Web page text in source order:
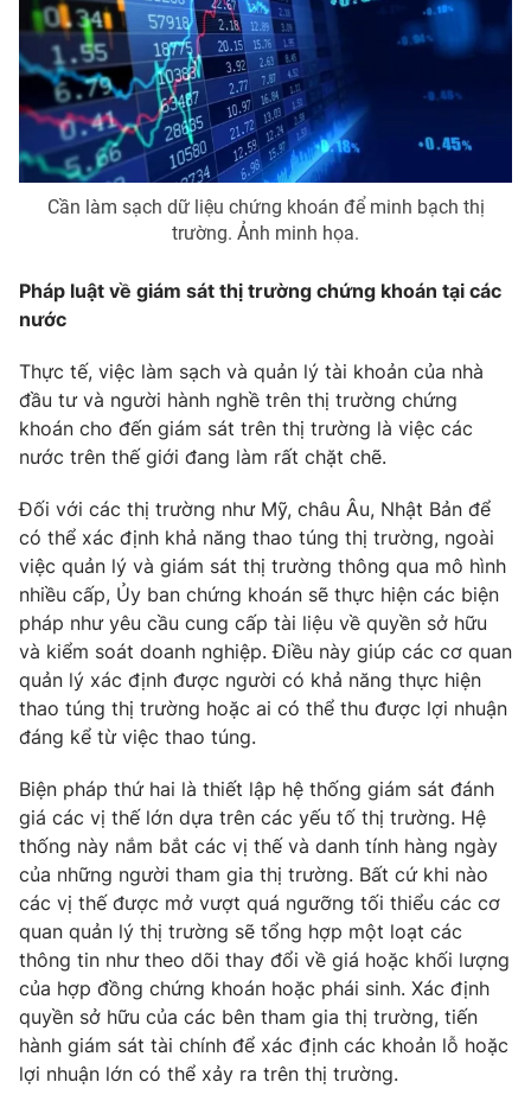
Ðiện thoại Thời báo VTV:024.66 897 897
Email: toasoan@vtv.vn
Liên hệ quảng cáo:024-7300.7108
® Cấm sao chép dưới mọi hình thức nếu không có sự chấp
thuận bằng văn bản. Ghi rõ nguồn VTV.vn khi phát hành lại
thông tin từ website này.
Cần làm sạch dữ liệu chứng khoán để minh bạch thị
trường. Ảnh minh họa.
Pháp luật về giám sát thị trường chứng khoán tại các
nước
Thực tế, việc làm sạch và quản lý tài khoản của nhà
đầu tư và người hành nghề trên thị trường chứng
khoán cho đến giám sát trên thị trường là việc các
nước trên thế giới đang làm rất chặt chẽ.
Đối với các thị trường như Mỹ, châu Âu, Nhật Bản để
có thể xác định khả năng thao túng thị trường, ngoài
việc quản lý và giám sát thị trường thông qua mô hình
nhiều cấp, Ủy ban chứng khoán sẽ thực hiện các biện
pháp như yêu cầu cung cấp tài liệu về quyền sở hữu
và kiểm soát doanh nghiệp. Điều này giúp các cơ quan
quản lý xác định được người có khả năng thực hiện
thao túng thị trường hoặc ai có thể thu được lợi nhuận
đáng kể từ việc thao túng.
Biện pháp thứ hai là thiết lập hệ thống giám sát đánh
giá các vị thế lớn dựa trên các yếu tố thị trường. Hệ
thống này nắm bắt các vị thế và danh tính hàng ngày
của những người tham gia thị trường. Bất cứ khi nào
các vị thế được mở vượt quá ngưỡng tối thiểu các cơ
quan quản lý thị trường sẽ tổng hợp một loạt các
thông tin như theo dõi thay đổi về giá hoặc khối lượng
của hợp đồng chứng khoán hoặc phái sinh. Xác định
quyền sở hữu của các bên tham gia thị trường, tiến
hành giám sát tài chính để xác định các khoản lỗ hoặc
lợi nhuận lớn có thể xảy ra trên thị trường.